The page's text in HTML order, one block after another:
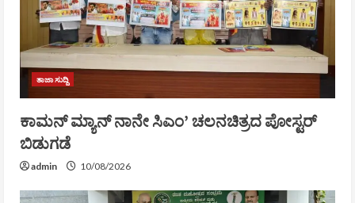
ತಾಜಾ ಸುದ್ದಿ
ಕಾಮನ್ ಮ್ಯಾನ್ ನಾನೇ ಸಿಎಂ’ ಚಲನಚಿತ್ರದ ಪೋಸ್ಟರ್
ಬಿಡುಗಡೆ
admin 10/08/2026